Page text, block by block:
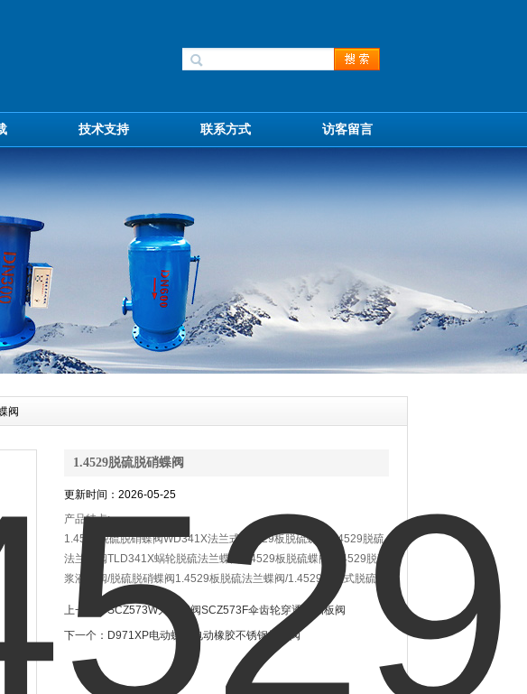
技术支持 联系方式 访客留言
阀
1.4529脱硫脱硝蝶阀
更新时间：2026-05-25
产品特点:
1.4529脱硫脱硝蝶阀WD341X法兰式1.4529板脱硫蝶阀1.4529脱硫
法兰蝶阀TLD341X蜗轮脱硫法兰蝶阀1.4529板脱硫蝶阀/1.4529脱硫
浆液蝶阀/脱硫脱硝蝶阀1.4529板脱硫法兰蝶阀/1.4529法兰式脱硫蝶
阀/1.4529烟气脱硫蝶阀/1.4529板蜗轮脱硫蝶阀/脱硫脱硝蝶阀是专
为脱硫脱硝工程使用而设计脱硫阀门。
上一个：SCZ573W刀型闸阀SCZ573F伞齿轮穿透式插板阀
下一个： D971XP电动蝶阀电动橡胶不锈钢板蝶阀